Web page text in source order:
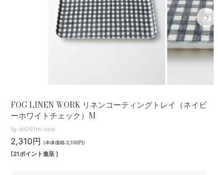
FOG LINEN WORK リネンコーティングトレイ（ネイビ
ーホワイトチェック）M
fg-lxt001m-naw
2,310円 (本体価格:2,100円)
[21ポイント進呈 ]